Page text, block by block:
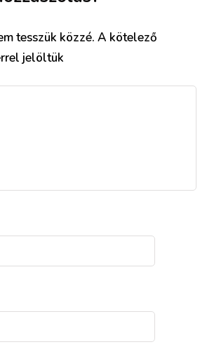
tesszük közzé. A kötelező
jelöltük